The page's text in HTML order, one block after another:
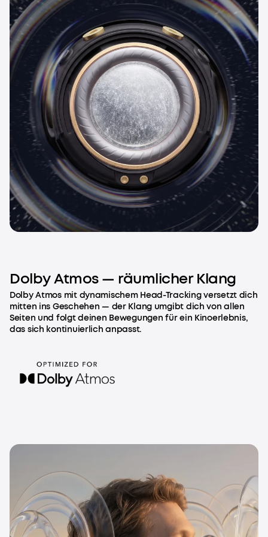
Dolby Atmos — räumlicher Klang
Dolby Atmos mit dynamischem Head-Tracking versetzt dich
mitten ins Geschehen — der Klang umgibt dich von allen
Seiten und folgt deinen Bewegungen für ein Kinoerlebnis,
das sich kontinuierlich anpasst.